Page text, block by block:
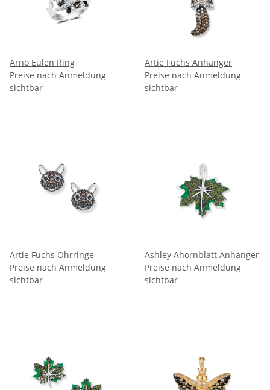
Arno Eulen Ring
Preise nach Anmeldung
sichtbar
Artie Fuchs Anhänger
Preise nach Anmeldung
sichtbar
Artie Fuchs Ohrringe
Preise nach Anmeldung
sichtbar
Ashley Ahornblatt Anhänger
Preise nach Anmeldung
sichtbar